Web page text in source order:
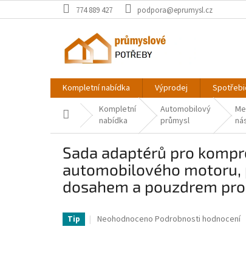
na
774 889 427 podpora@eprumysl.cz
Kompletní nabídka Výprodej
Domů Kompletní
nabídka
Automobilový
průmysl
Sada adaptérů pro
automobilového motoru,
dosahem a pouzdrem
Tip
Průměrné
Neohodnoceno Podrobnosti hodnocení